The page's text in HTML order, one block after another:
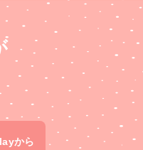
から